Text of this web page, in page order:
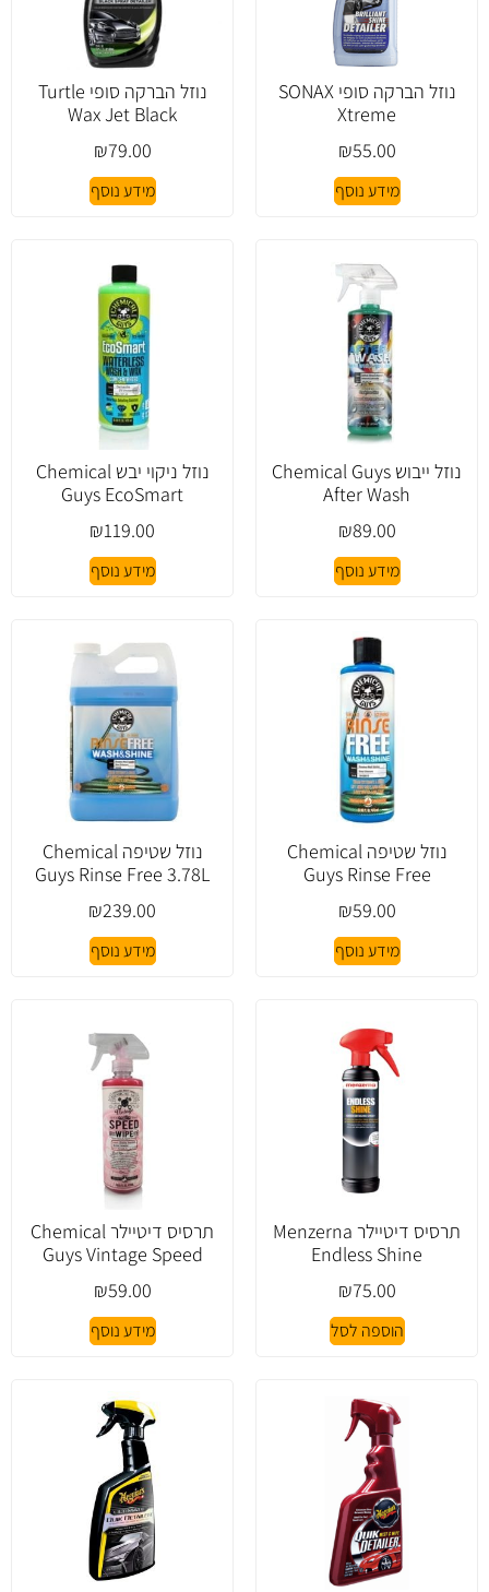
נוזל הברקה סופי SONAX
Xtreme
₪55.00
מידע נוסף
נוזל הברקה סופי Turtle
Wax Jet Black
₪79.00
מידע נוסף
נוזל ייבוש Chemical Guys
After Wash
₪89.00
מידע נוסף
נוזל ניקוי יבש Chemical
Guys EcoSmart
₪119.00
מידע נוסף
נוזל שטיפה Chemical
Guys Rinse Free
₪59.00
מידע נוסף
נוזל שטיפה Chemical
Guys Rinse Free 3.78L
₪239.00
מידע נוסף
תרסיס דיטיילר Menzerna
Endless Shine
₪75.00
הוספה לסל
תרסיס דיטיילר Chemical
Guys Vintage Speed
₪59.00
מידע נוסף